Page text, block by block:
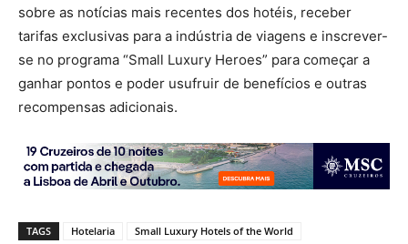
sobre as notícias mais recentes dos hotéis, receber
tarifas exclusivas para a indústria de viagens e inscrever-
se no programa “Small Luxury Heroes” para começar a
ganhar pontos e poder usufruir de benefícios e outras
recompensas adicionais.
TAGS Hotelaria Small Luxury Hotels of the World